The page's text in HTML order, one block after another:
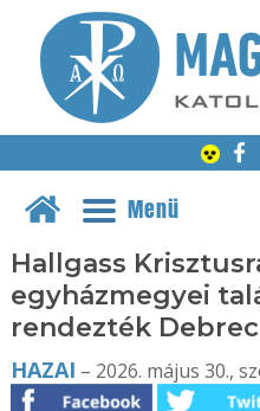
Menü
Hallgass
egyházmegyei
rendezték
HAZAI – 2026. május 30.,